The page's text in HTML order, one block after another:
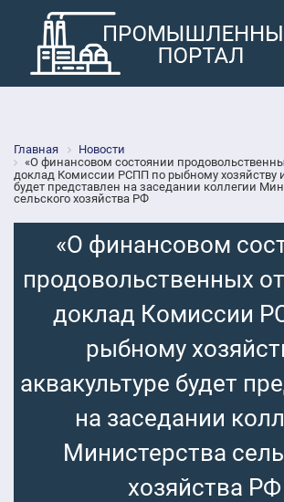
Главная
Новости
«О финансовом состоянии
доклад Комиссии РСПП по рыбному хозяйству
будет представлен на заседании коллегии
сельского хозяйства РФ
«О финансовом
продовольственных
доклад Комиссии
рыбному
аквакультуре будет
на заседании
Министерства
хозяйства РФ